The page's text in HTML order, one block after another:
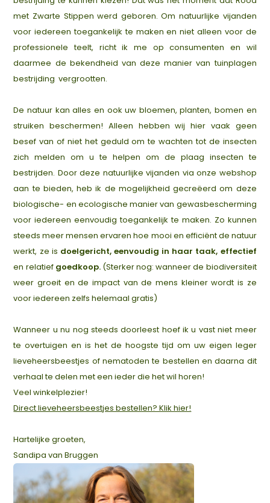
met Zwarte Stippen werd geboren. Om natuurlijke vijanden
voor iedereen toegankelijk te maken en niet alleen voor de
professionele teelt, richt ik me op consumenten en wil
daarmee de bekendheid van deze manier van tuinplagen
bestrijding vergrootten.
De natuur kan alles en ook uw bloemen, planten, bomen en
struiken beschermen! Alleen hebben wij hier vaak geen
besef van of niet het geduld om te wachten tot de insecten
zich melden om u te helpen om de plaag insecten te
bestrijden. Door deze natuurlijke vijanden via onze webshop
aan te bieden, heb ik de mogelijkheid gecreëerd om deze
biologische- en ecologische manier van gewasbescherming
voor iedereen eenvoudig toegankelijk te maken. Zo kunnen
steeds meer mensen ervaren hoe mooi en efficiënt de natuur
werkt, ze is doelgericht, eenvoudig in haar taak, effectief
en relatief goedkoop. (Sterker nog: wanneer de biodiversiteit
weer groeit en de impact van de mens kleiner wordt is ze
voor iedereen zelfs helemaal gratis)
Wanneer u nu nog steeds doorleest hoef ik u vast niet meer
te overtuigen en is het de hoogste tijd om uw eigen leger
lieveheersbeestjes of nematoden te bestellen en daarna dit
verhaal te delen met een ieder die het wil horen!
Veel winkelplezier!
Direct lieveheersbeestjes bestellen? Klik hier!
Hartelijke groeten,
Sandipa van Bruggen